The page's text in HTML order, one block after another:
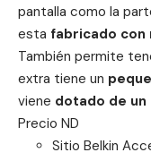
pantalla como la
esta fabricado
También permite
extra tiene un
viene dotado de
Precio ND
Sitio Belkin